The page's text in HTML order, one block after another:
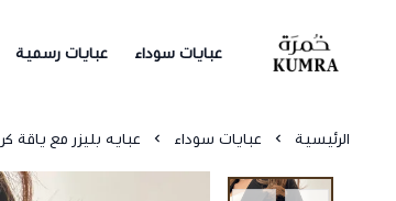
خمرة
عبايات سوداء عبايات رسمية
الرئيسية عبايات سوداء عبايه بليزر مع